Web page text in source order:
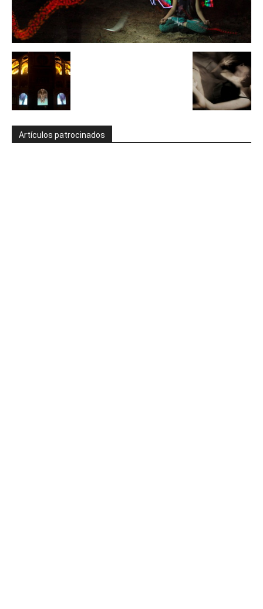
Artículos patrocinados